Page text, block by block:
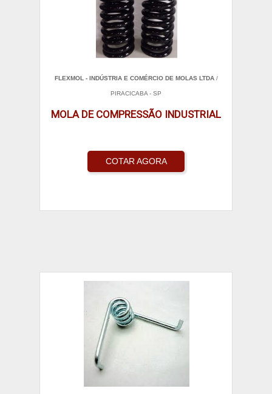
FLEXMOL - INDÚSTRIA E COMÉRCIO DE MOLAS LTDA/
PIRACICABA - SP
MOLA DE COMPRESSÃO INDUSTRIAL
COTAR AGORA